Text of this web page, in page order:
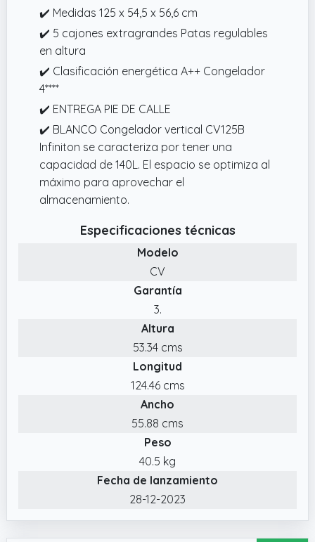
✔️ Medidas 125 x 54,5 x 56,6 cm
✔️ 5 cajones extragrandes Patas regulables
en altura
✔️ Clasificación energética A++ Congelador
4****
✔️ ENTREGA PIE DE CALLE
✔️ BLANCO Congelador vertical CV125B
Infiniton se caracteriza por tener una
capacidad de 140L. El espacio se optimiza al
máximo para aprovechar el
almacenamiento.
Especificaciones técnicas
Modelo
CV
Garantía
3.
Altura
53.34 cms
Longitud
124.46 cms
Ancho
55.88 cms
Peso
40.5 kg
Fecha de lanzamiento
28-12-2023